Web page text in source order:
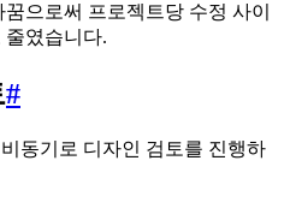
으로써 프로젝트당 수정 사이
줄였습니다.
#
동기로 디자인 검토를 진행하